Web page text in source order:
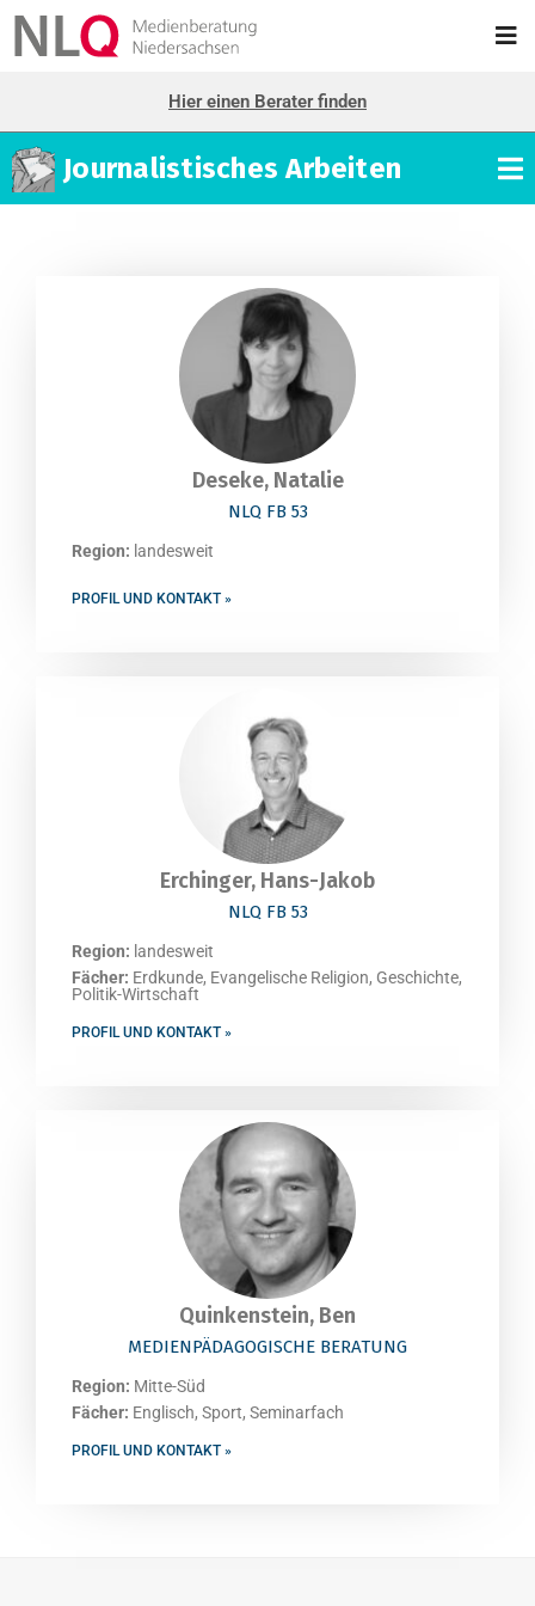
Hier einen Berater finden
Journalistisches Arbeiten
Deseke, Natalie
NLQ FB 53
Region: landesweit
PROFIL UND KONTAKT »
Erchinger, Hans-Jakob
NLQ FB 53
Region: landesweit
Fächer: Erdkunde, Evangelische Religion, Geschichte,
Politik-Wirtschaft
PROFIL UND KONTAKT »
Quinkenstein, Ben
MEDIENPÄDAGOGISCHE BERATUNG
Region: Mitte-Süd
Fächer: Englisch, Sport, Seminarfach
PROFIL UND KONTAKT »